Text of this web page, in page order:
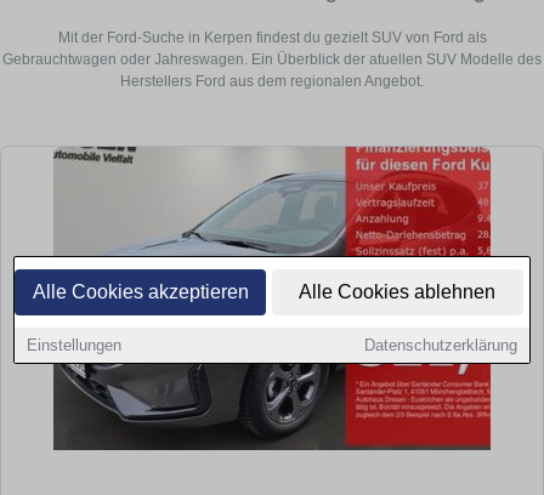
Alle Cookies akzeptieren Alle Cookies ablehnen
Einstellungen Datenschutzerklärung
Mit der Ford-Suche in Kerpen findest du gezielt SUV von Ford als
Gebrauchtwagen oder Jahreswagen. Ein Überblick der atuellen SUV Modelle des
Herstellers Ford aus dem regionalen Angebot.